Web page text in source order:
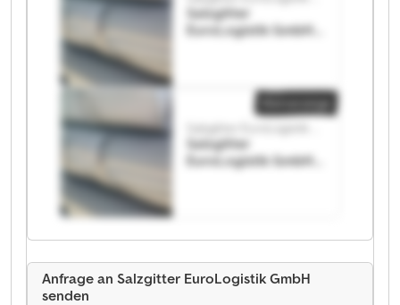
Salzgitter
EuroLogistik GmbH
Salzgitter
EuroLogistik GmbH
Anfrage an Salzgitter EuroLogistik GmbH
senden